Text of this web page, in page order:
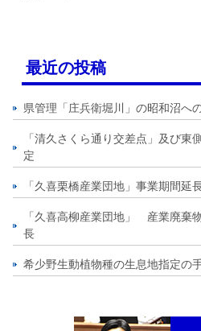
最近の投稿
県管理「庄兵衛堀川」の昭和沼へ
「清久さくら通り交差点」及び東
定
「久喜栗橋産業団地」事業期間
「久喜高柳産業団地」 産業廃棄
長
希少野生動植物種の生息地指定の